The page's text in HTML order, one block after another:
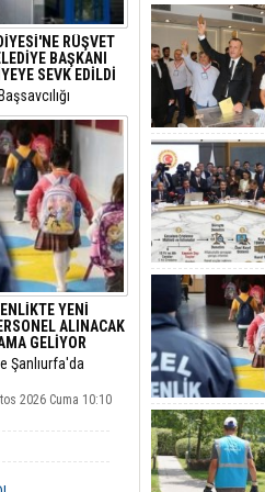
RÜŞVET
BAŞKANI
SEVK EDİLDİ
'rüşvet' ve 'irtikap'
gözaltına
Başkanı İlkay
bulunduğu 16
edildi.
YENİ
ALINACAK
GELİYOR
Şanlıurfa'da
aşağı
2026 Cuma 10:10
Perşembe 18:26